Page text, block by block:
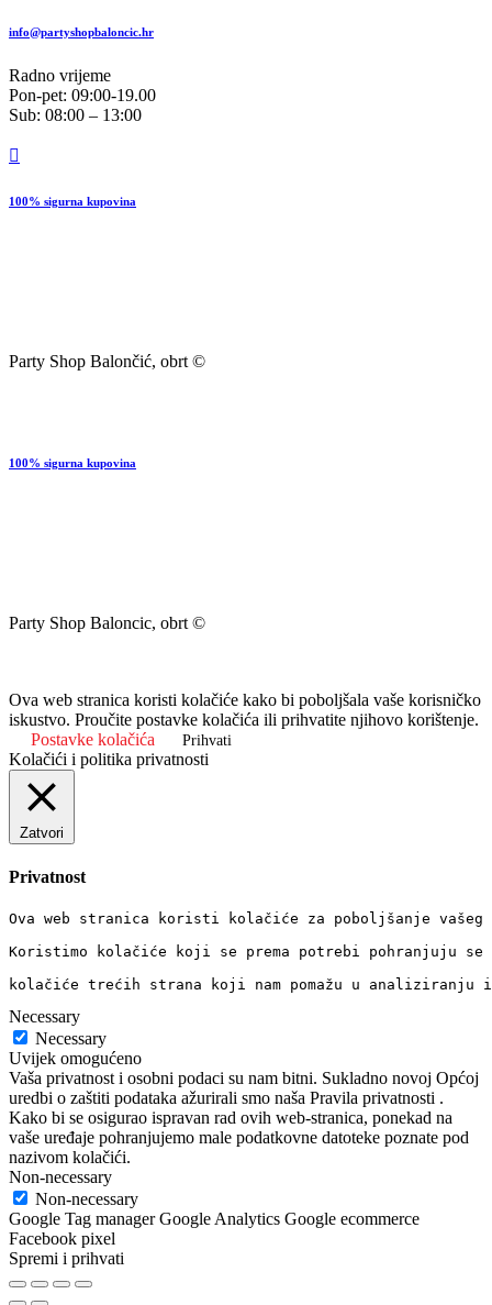
info@partyshopbaloncic.hr
Radno vrijeme
Pon-pet: 09:00-19.00
Sub: 08:00 – 13:00
100% sigurna kupovina
Party Shop Balončić, obrt ©
100% sigurna kupovina
Party Shop Baloncic, obrt ©
Ova web stranica koristi kolačiće kako bi poboljšala vaše korisničko
iskustvo. Proučite postavke kolačića ili prihvatite njihovo korištenje.
Postavke kolačića
Prihvati
Kolačići i politika privatnosti
Zatvori
Privatnost
Ova web stranica koristi kolačiće za poboljšanje
Koristimo kolačiće koji se prema potrebi pohranjuju
kolačiće trećih strana koji nam pomažu u
Necessary
Necessary
Uvijek omogućeno
Vaša privatnost i osobni podaci su nam bitni. Sukladno novoj Općoj
uredbi o zaštiti podataka ažurirali smo naša Pravila privatnosti .
Kako bi se osigurao ispravan rad ovih web-stranica, ponekad na
vaše uređaje pohranjujemo male podatkovne datoteke poznate pod
nazivom kolačići.
Non-necessary
Non-necessary
Google Tag manager Google Analytics Google ecommerce
Facebook pixel
Spremi i prihvati